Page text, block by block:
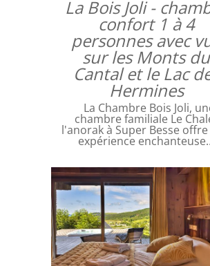
La Bois Joli -
confort 1 à 4
personnes avec
sur les Monts du
Cantal et le Lac
Hermines
La Chambre Bois Joli,
chambre familiale Le
l'anorak à Super Besse
expérience